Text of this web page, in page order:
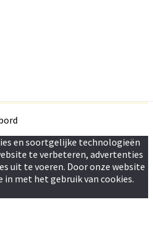
en soortgelijke technologieën
te verbeteren, advertenties
uit te voeren. Door onze website
met het gebruik van cookies.